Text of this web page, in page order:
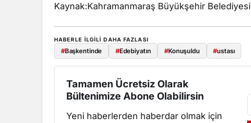
Kaynak:Kahramanmaraş Büyükşehir Belediyesi
HABERLE ILGILI DAHA FAZLASI
#Başkentinde #Edebiyatın #Konuşuldu #ustası
Tamamen Ücretsiz Olarak
Bültenimize Abone Olabilirsin
Yeni haberlerden haberdar olmak için